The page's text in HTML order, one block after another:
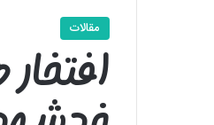
مقالات